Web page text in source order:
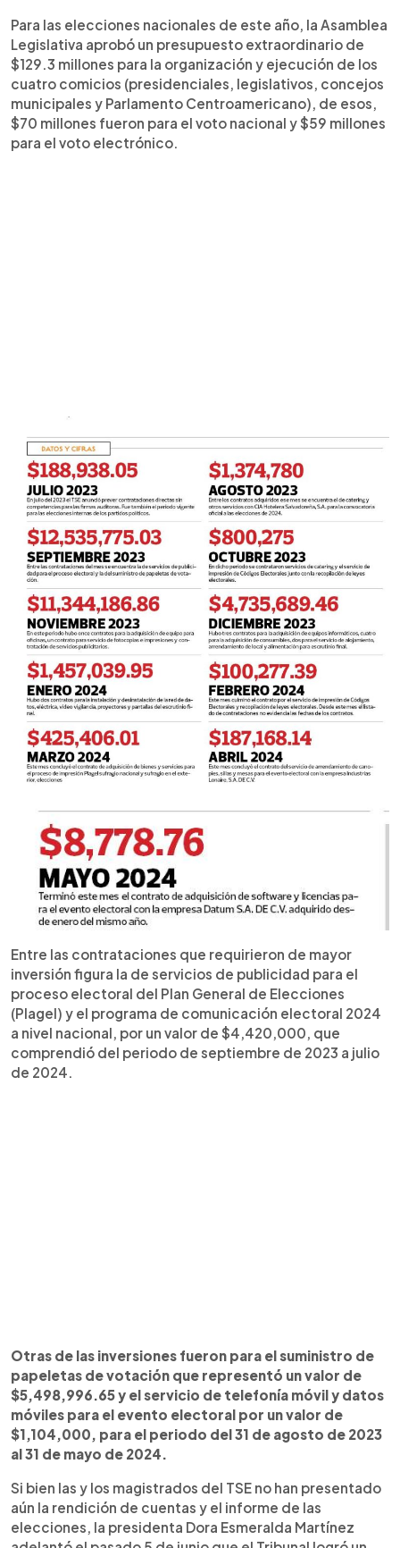
Para las elecciones nacionales de este año, la Asamblea
Legislativa aprobó un presupuesto extraordinario de
$129.3 millones para la organización y ejecución de los
cuatro comicios (presidenciales, legislativos, concejos
municipales y Parlamento Centroamericano), de esos,
$70 millones fueron para el voto nacional y $59 millones
para el voto electrónico.
Entre las contrataciones que requirieron de mayor
inversión figura la de servicios de publicidad para el
proceso electoral del Plan General de Elecciones
(Plagel) y el programa de comunicación electoral 2024
a nivel nacional, por un valor de $4,420,000, que
comprendió del periodo de septiembre de 2023 a julio
de 2024.
Otras de las inversiones fueron para el suministro de
papeletas de votación que representó un valor de
$5,498,996.65 y el servicio de telefonía móvil y datos
móviles para el evento electoral por un valor de
$1,104,000, para el periodo del 31 de agosto de 2023
al 31 de mayo de 2024.
Si bien las y los magistrados del TSE no han presentado
aún la rendición de cuentas y el informe de las
elecciones, la presidenta Dora Esmeralda Martínez